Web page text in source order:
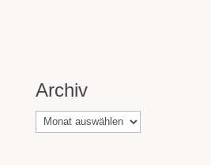
Archiv
Archiv